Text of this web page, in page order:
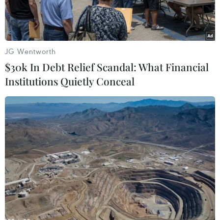
Khai thác khí đốt tự nhiên tại mỏ Sakarya. (Nguồn: Anadolu)
Thổ Nhĩ Kỳ ngày 20/4 đã bắt đầu phân phối khí
đốt tự nhiên khai thác từ Biển Đen như một
phần trong dự án quan trọng của nước này
nhằm giảm sự phụ thuộc vào năng lượng nhập
khẩu.
JG Wentworth
$30k In Debt Relief Scandal: What Financial
Institutions Quietly Conceal